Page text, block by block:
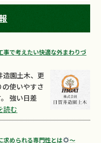
事で考えたい快適な外まわりづ
造園土木、更
使いやすさ
強い日差
読む
求められる専門性とは ～